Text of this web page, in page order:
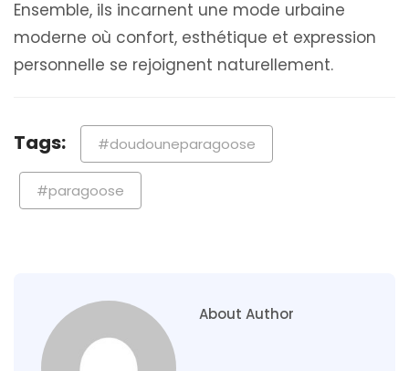
Ensemble, ils incarnent une mode urbaine
moderne où confort, esthétique et expression
personnelle se rejoignent naturellement.
Tags: #doudouneparagoose
#paragoose
About Author